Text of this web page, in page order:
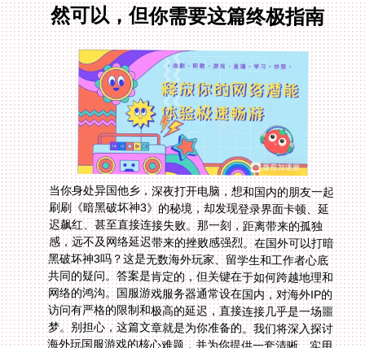
然可以，但你需要这篇终极指南
当你身处异国他乡，深夜打开电脑，想和国内的朋友一起
刷刷《暗黑破坏神3》的秘境，却发现登录界面卡顿、延
迟飙红、甚至直接连接失败。那一刻，距离带来的孤独
感，远不及网络延迟带来的挫败感强烈。在国外可以打暗
黑破坏神3吗？这是无数海外玩家、留学生和工作者心底
共同的疑问。答案是肯定的，但关键在于如何跨越地理和
网络的鸿沟。国服游戏服务器通常设在国内，对海外IP的
访问有严格的限制和极高的延迟，直接连接几乎是一场噩
梦。别担心，这篇文章就是为你准备的。我们将深入探讨
海外玩国服游戏的核心难题，并为你提供一套清晰、实用
的加速器选择与应用指南，让你无论身在纽约、伦敦还是
悉尼，都能流畅地回到艾泽拉斯、庇护之地或是任何你怀